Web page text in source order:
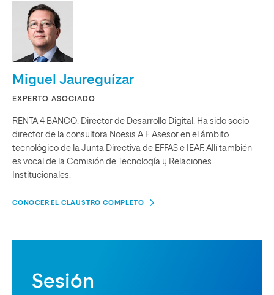
Miguel Jaureguízar
EXPERTO ASOCIADO
RENTA 4 BANCO. Director de Desarrollo Digital. Ha sido socio
director de la consultora Noesis A.F. Asesor en el ámbito
tecnológico de la Junta Directiva de EFFAS e IEAF. Allí también
es vocal de la Comisión de Tecnología y Relaciones
Institucionales.
CONOCER EL CLAUSTRO COMPLETO
Sesión